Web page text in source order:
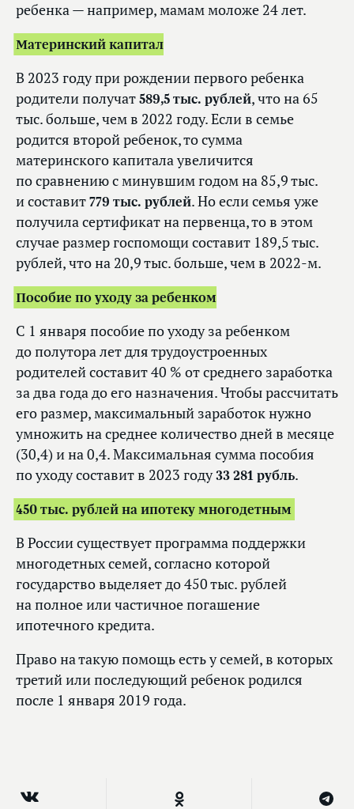
ребенка — например, мамам моложе 24 лет.
Материнский капитал
В 2023 году при рождении первого ребенка
родители получат589,5 тыс. рублей, что на 65
тыс. больше, чем в 2022 году. Если в семье
родится второй ребенок, то сумма
материнского капитала увеличится
по сравнению с минувшим годом на 85,9 тыс.
и составит779 тыс. рублей. Но если семья уже
получила сертификат на первенца, то в этом
случае размер госпомощи составит 189,5 тыс.
рублей, что на 20,9 тыс. больше, чем в 2022-м.
Пособие по уходу за ребенком
С 1 января пособие по уходу за ребенком
до полутора лет для трудоустроенных
родителей составит 40 % от среднего заработка
за два года до его назначения. Чтобы рассчитать
его размер, максимальный заработок нужно
умножить на среднее количество дней в месяце
(30,4) и на 0,4. Максимальная сумма пособия
по уходу составит в 2023 году33 281 рубль.
450 тыс. рублей на ипотеку многодетным
В России существует программа поддержки
многодетных семей, согласно которой
государство выделяет до 450 тыс. рублей
на полное или частичное погашение
ипотечного кредита.
Право на такую помощь есть у семей, в которых
третий или последующий ребенок родился
после 1 января 2019 года.